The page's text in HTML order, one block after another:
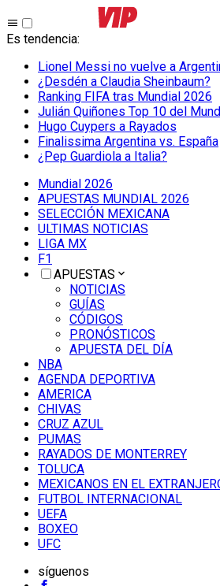
Es tendencia:
Lionel Messi no vuelve a
¿Desdén a Claudia Sheinbaum?
Ranking FIFA tras Mundial 2026
Julián Quiñones Top 10 del
Hugo Cuypers a Rayados
Finalissima Argentina vs. España
¿Pep Guardiola a Italia?
Mundial 2026
APUESTAS MUNDIAL 2026
SELECCIÓN MEXICANA
ULTIMAS NOTICIAS
LIGA MX
F1
APUESTAS
NOTICIAS
GUÍAS
CÓDIGOS
PRONÓSTICOS
APUESTA DEL DÍA
NBA
AGENDA DEPORTIVA
AMERICA
CHIVAS
CRUZ AZUL
PUMAS
RAYADOS DE MONTERREY
TOLUCA
MEXICANOS EN EL
FUTBOL INTERNACIONAL
UEFA
BOXEO
UFC
síguenos